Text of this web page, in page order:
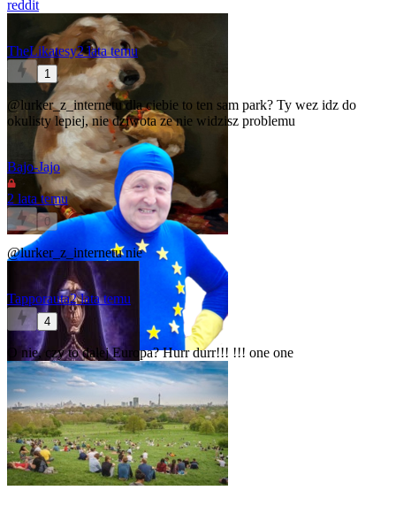
reddit
TheLikatesy2 lata temu
1
@lurker_z_internetudla ciebie to ten sam park? Ty wez idz do
okulisty lepiej, nie dziwota ze nie widzisz problemu
Bajo-Jajo
2 lata temu
0
@lurker_z_internetunie
Tapporauta2 lata temu
4
O nie, czy to dalej Europa? Hurr durr!!! !!! one one